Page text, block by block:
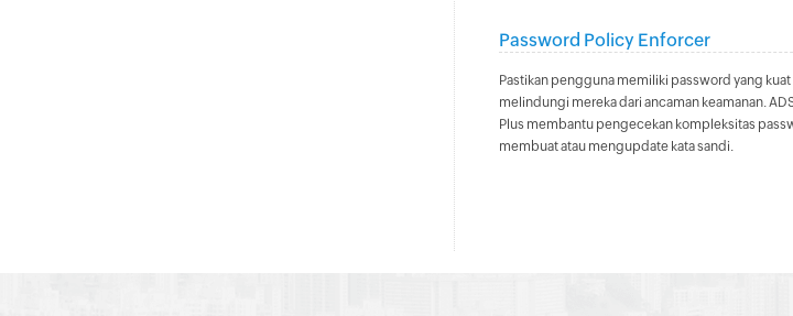
Password Policy Enforcer
Pastikan pengguna memiliki password yang
melindungi mereka dari ancaman keamanan.
Plus membantu pengecekan kompleksitas
membuat atau mengupdate kata sandi.